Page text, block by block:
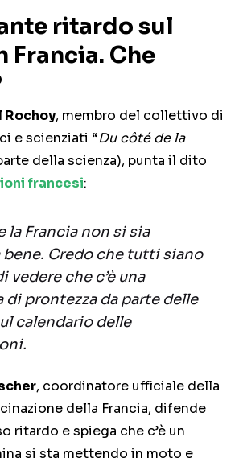
ritardo sul
Francia. Che
Rochoy, membro del collettivo di
e scienziati “Du côté de la
della scienza), punta il dito
francesi:
la Francia non si sia
bene. Credo che tutti siano
vedere che c’è una
di prontezza da parte delle
calendario delle
, coordinatore ufficiale della
della Francia, difende
ritardo e spiega che c’è un
si sta mettendo in moto e